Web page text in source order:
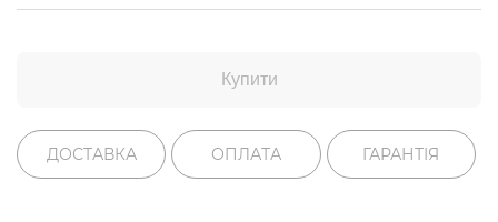
Купити
ДОСТАВКА ОПЛАТА ГАРАНТІЯ